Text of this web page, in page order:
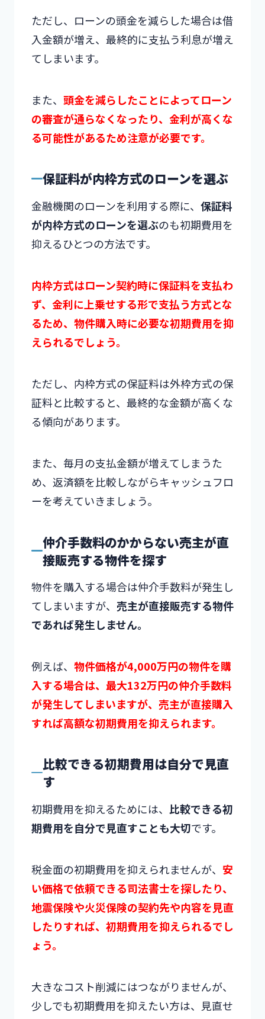
ただし、ローンの頭金を減らした場合は借
入金額が増え、最終的に支払う利息が増え
てしまいます。
また、 頭金を減らしたことによってローン
の審査が通らなくなったり、金利が高くな
る可能性があるため注意が必要です。
保証料が内枠方式のローンを選ぶ
金融機関のローンを利用する際に、 保証料
が内枠方式のローンを選ぶのも初期費用を
抑えるひとつの方法です。
内枠方式はローン契約時に保証料を支払わ
ず、金利に上乗せする形で支払う方式とな
るため、物件購入時に必要な初期費用を抑
えられるでしょう。
ただし、内枠方式の保証料は外枠方式の保
証料と比較すると、最終的な金額が高くな
る傾向があります。
また、毎月の支払金額が増えてしまうた
め、返済額を比較しながらキャッシュフロ
ーを考えていきましょう。
仲介手数料のかからない売主が直
接販売する物件を探す
物件を購入する場合は仲介手数料が発生し
てしまいますが、 売主が直接販売する物件
であれば発生しません。
例えば、 物件価格が4,000万円の物件を購
入する場合は、最大132万円の仲介手数料
が発生してしまいますが、売主が直接購入
すれば高額な初期費用を抑えられます。
比較できる初期費用は自分で見直
す
初期費用を抑えるためには、 比較できる初
期費用を自分で見直すことも大切です。
税金面の初期費用を抑えられませんが、 安
い価格で依頼できる司法書士を探したり、
地震保険や火災保険の契約先や内容を見直
したりすれば、初期費用を抑えられるでし
ょう。
大きなコスト削減にはつながりませんが、
少しでも初期費用を抑えたい方は、見直せ